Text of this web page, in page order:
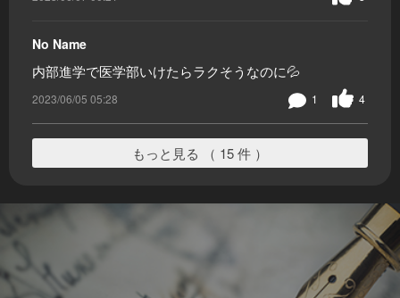
No Name
内部進学で医学部いけたらラクそうなのに💦
2023/06/05 05:28 4
1
もっと見る （ 15 件 ）